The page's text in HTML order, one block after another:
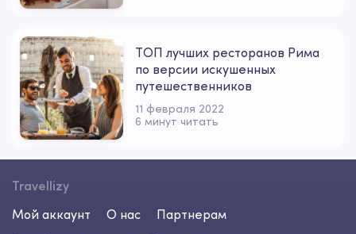
ТОП лучших ресторанов Рима
по версии искушенных
путешественников
11 февраля 2022
6 минут читать
Travellizy
Мой аккаунт
О нас
Партнерам